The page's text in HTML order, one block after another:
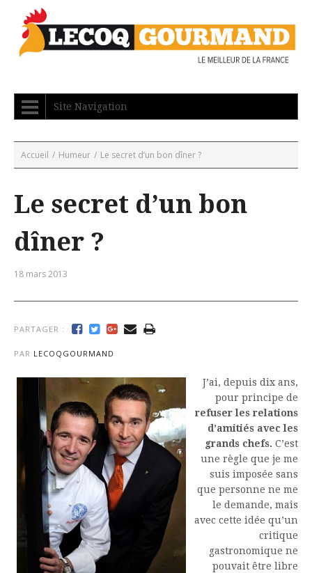
Site Navigation
Accueil / Humeur / Le secret d’un bon dîner ?
Le secret d’un bon
dîner ?
18 mars 2013
PARTAGER :
PAR LECOQGOURMAND
J’ai, depuis dix ans,
pour principe de
refuser les relations
d’amitiés avec les
grands chefs. C’est
une règle que je me
suis imposée sans
que personne ne me
le demande, mais
avec cette idée qu’un
critique
gastronomique ne
pouvait être libre